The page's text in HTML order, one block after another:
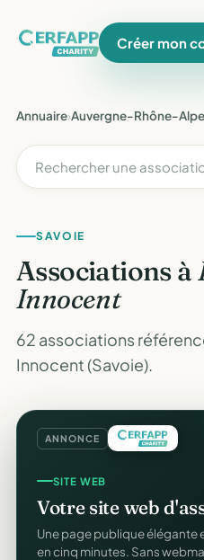
Créer mon
Annuaire›Auvergne-Rhône-
SAVOIE
Associations à
Innocent
62 associations
Innocent (Savoie).
ANNONCE
SITE WEB
Votre site web
Une page publique élégante
en cinq minutes. Sans